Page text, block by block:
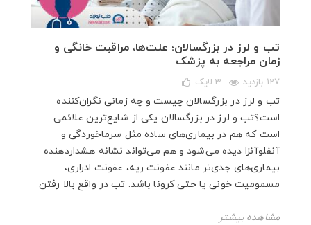
تب و لرز در بزرگسالان؛ علت‌ها، مراقبت خانگی و
زمان مراجعه به پزشک
127 بازدید 3 لایک
تب و لرز در بزرگسالان چیست و چه زمانی نگران‌کننده
است؟تب و لرز در بزرگسالان یکی از شایع‌ترین علائمی
است که هم در بیماری‌های ساده مثل سرماخوردگی و
آنفلوآنزا دیده می‌شود و هم می‌تواند نشانه هشداردهنده
بیماری‌های جدی‌تر مانند عفونت ریه، عفونت ادراری،
مسمومیت خونی یا حتی کرونا باشد. تب در واقع بالا رفتن
مشاهده بیشتر